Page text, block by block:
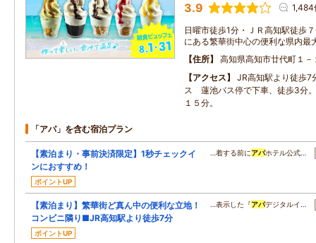
3.9 1,484
日曜市徒歩1分・ＪＲ高知駅徒歩
にある繁華街中心の便利な県内最
住所
高知県高知市廿代町１－
アクセス
JR高知駅より徒歩7
ス 蓮池バス停で下車、徒歩3分
１５分。
「アパ」を含む宿泊プラン
【素泊まり・事前決済限定】1秒チェックイ
ンにおすすめ！
ポイントUP
…着する前にアパホテル公式…
【素泊まり】繁華街ど真ん中の便利な立地！
コンビニ隣り■JR高知駅より徒歩7分
ポイントUP
…表示した『アパデジタルイ…